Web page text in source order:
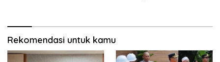
Rekomendasi untuk kamu